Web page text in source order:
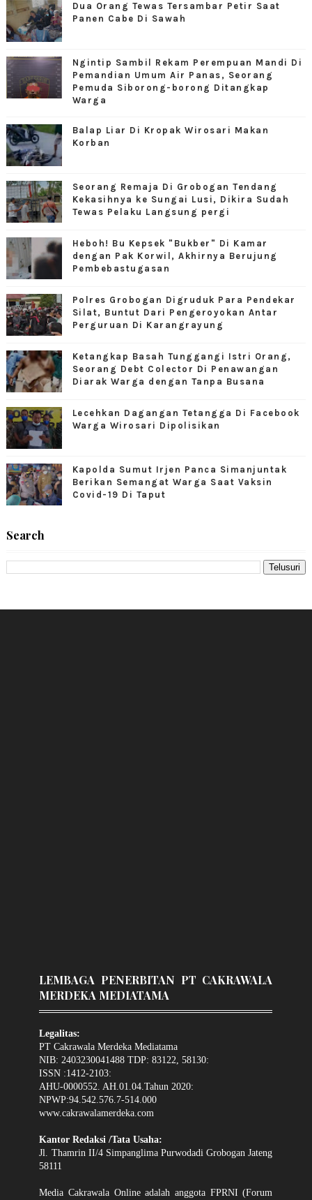
Dua Orang Tewas Tersambar Petir Saat
Panen Cabe Di Sawah
Ngintip Sambil Rekam Perempuan Mandi Di
Pemandian Umum Air Panas, Seorang
Pemuda Siborong-borong Ditangkap
Warga
Balap Liar Di Kropak Wirosari Makan
Korban
Seorang Remaja Di Grobogan Tendang
Kekasihnya ke Sungai Lusi, Dikira Sudah
Tewas Pelaku Langsung pergi
Heboh! Bu Kepsek "Bukber" Di Kamar
dengan Pak Korwil, Akhirnya Berujung
Pembebastugasan
Polres Grobogan Digruduk Para Pendekar
Silat, Buntut Dari Pengeroyokan Antar
Perguruan Di Karangrayung
Ketangkap Basah Tunggangi Istri Orang,
Seorang Debt Colector Di Penawangan
Diarak Warga dengan Tanpa Busana
Lecehkan Dagangan Tetangga Di Facebook
Warga Wirosari Dipolisikan
Kapolda Sumut Irjen Panca Simanjuntak
Berikan Semangat Warga Saat Vaksin
Covid-19 Di Taput
Search
LEMBAGA PENERBITAN PT CAKRAWALA
MERDEKA MEDIATAMA
Legalitas:
PT Cakrawala Merdeka Mediatama
NIB: 2403230041488 TDP: 83122, 58130:
ISSN :1412-2103:
AHU-0000552. AH.01.04.Tahun 2020:
NPWP:94.542.576.7-514.000
www.cakrawalamerdeka.com
Kantor Redaksi /Tata Usaha:
Jl. Thamrin II/4 Simpanglima Purwodadi Grobogan Jateng
58111
Media Cakrawala Online adalah anggota FPRNI (Forum